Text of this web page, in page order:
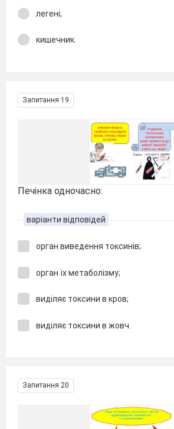
легені;
кишечник.
Запитання 19
Печінка одночасно:
варіанти відповідей
орган виведення токсинів;
орган їх метаболізму;
виділяє токсини в кров;
виділяє токсини в жовч.
Запитання 20